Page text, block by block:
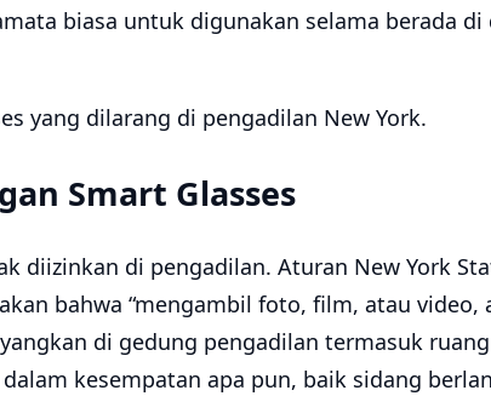
biasa untuk digunakan selama berada di
Smart Glasses
diizinkan di pengadilan. Aturan New York
bahwa “mengambil foto, film, atau video,
di gedung pengadilan termasuk
kesempatan apa pun, baik sidang